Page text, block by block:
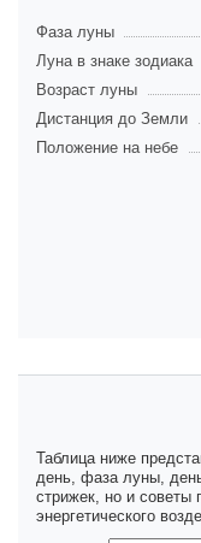
Фаза луны
Луна в знаке зодиака
Возраст луны
Дистанция до Земли
Положение на небе
Таблица ниже
день, фаза луны,
стрижек, но и советы
энергетического